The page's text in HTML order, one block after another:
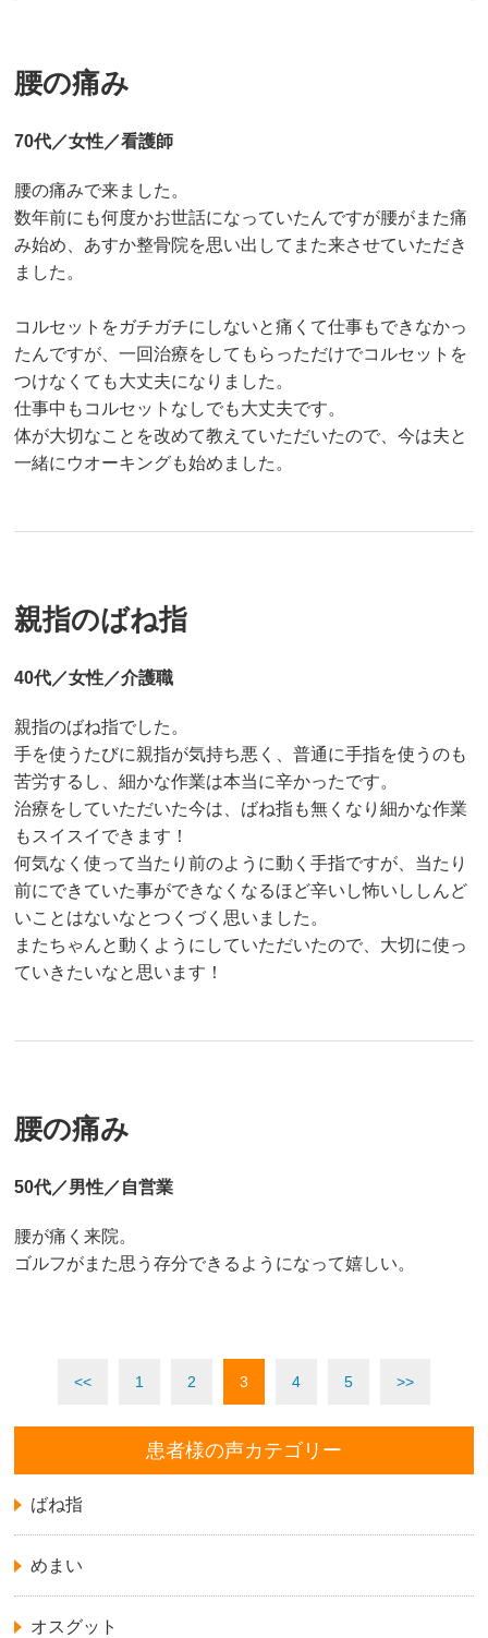
腰の痛み
70代／女性／看護師
腰の痛みで来ました。
数年前にも何度かお世話になっていたんですが腰がまた痛
み始め、あすか整骨院を思い出してまた来させていただき
ました。
コルセットをガチガチにしないと痛くて仕事もできなかっ
たんですが、一回治療をしてもらっただけでコルセットを
つけなくても大丈夫になりました。
仕事中もコルセットなしでも大丈夫です。
体が大切なことを改めて教えていただいたので、今は夫と
一緒にウオーキングも始めました。
親指のばね指
40代／女性／介護職
親指のばね指でした。
手を使うたびに親指が気持ち悪く、普通に手指を使うのも
苦労するし、細かな作業は本当に辛かったです。
治療をしていただいた今は、ばね指も無くなり細かな作業
もスイスイできます！
何気なく使って当たり前のように動く手指ですが、当たり
前にできていた事ができなくなるほど辛いし怖いししんど
いことはないなとつくづく思いました。
またちゃんと動くようにしていただいたので、大切に使っ
ていきたいなと思います！
腰の痛み
50代／男性／自営業
腰が痛く来院。
ゴルフがまた思う存分できるようになって嬉しい。
<< 1 2 3 4 5 >>
患者様の声カテゴリー
ばね指
めまい
オスグット